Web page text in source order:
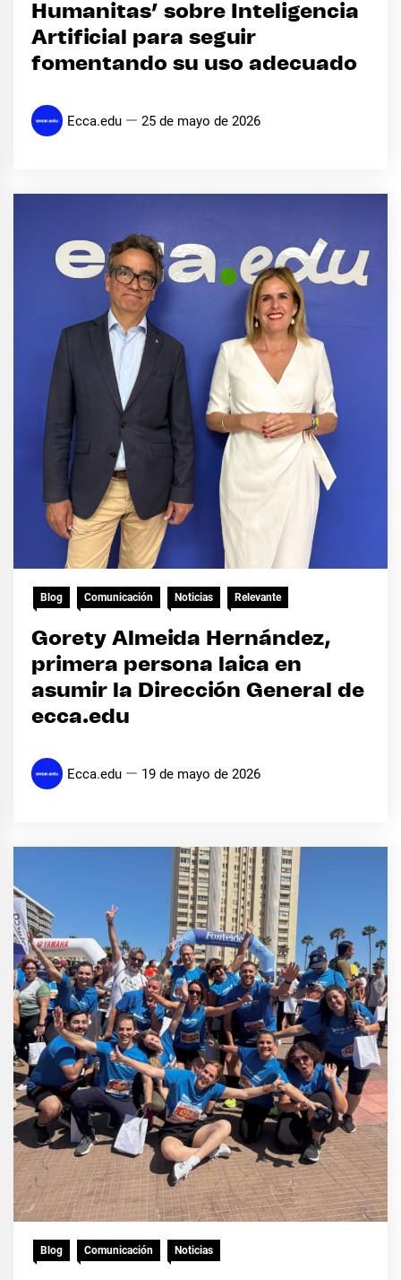
Humanitas’ sobre Inteligencia
Artificial para seguir
fomentando su uso adecuado
Ecca.edu 25 de mayo de 2026
Blog Comunicación Noticias Relevante
Gorety Almeida Hernández,
primera persona laica en
asumir la Dirección General de
ecca.edu
Ecca.edu 19 de mayo de 2026
Blog Comunicación Noticias